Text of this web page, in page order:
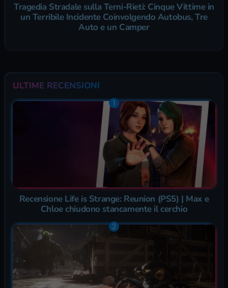
Tragedia Stradale sulla Terni-Rieti: Cinque Vittime in
un Terribile Incidente Coinvolgendo Autobus, Tre
Auto e un Camper
ULTIME RECENSIONI
Recensione Life is Strange: Reunion (PS5) | Max e
Chloe chiudono stancamente il cerchio